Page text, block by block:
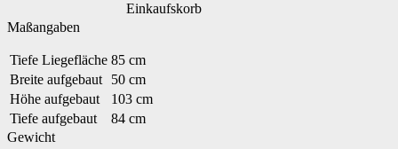
Einkaufskorb
Maßangaben
Tiefe Liegefläche 85 cm
Breite aufgebaut
50 cm
Höhe aufgebaut
103 cm
Tiefe aufgebaut
84 cm
Gewicht